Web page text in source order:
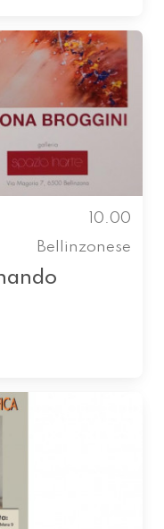
10.00
Bellinzonese